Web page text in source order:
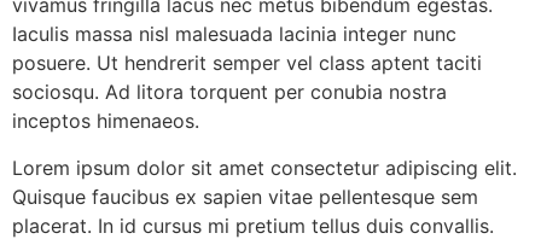
vivamus fringilla lacus nec metus bibendum egestas.
Iaculis massa nisl malesuada lacinia integer nunc
posuere. Ut hendrerit semper vel class aptent taciti
sociosqu. Ad litora torquent per conubia nostra
inceptos himenaeos.
Lorem ipsum dolor sit amet consectetur adipiscing elit.
Quisque faucibus ex sapien vitae pellentesque sem
placerat. In id cursus mi pretium tellus duis convallis.